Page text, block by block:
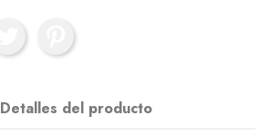
Detalles del producto